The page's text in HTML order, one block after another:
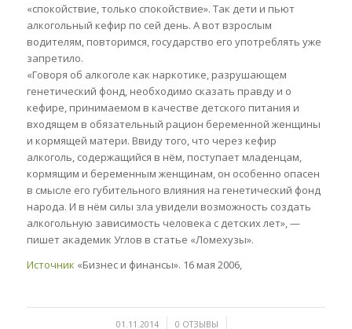
«спокойствие, только спокойствие». Так дети и пьют
алкогольный кефир по сей день. А вот взрослым
водителям, повторимся, государство его употреблять уже
запретило.
«Говоря об алкоголе как наркотике, разрушающем
генетический фонд, необходимо сказать правду и о
кефире, принимаемом в качестве детского питания и
входящем в обязательный рацион беременной женщины
и кормящей матери. Ввиду того, что через кефир
алкоголь, содержащийся в нём, поступает младенцам,
кормящим и беременным женщинам, он особенно опасен
в смысле его губительного влияния на генетический фонд
народа. И в нём силы зла увидели возможность создать
алкогольную зависимость человека с детских лет», —
пишет академик Углов в статье «Ломехузы».
Источник «Бизнес и финансы». 16 мая 2006,
01.11.2014
/ 0 ОТЗЫВЫ
/